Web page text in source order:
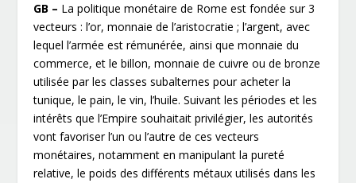
GB – La politique monétaire de Rome est fondée sur 3
vecteurs : l’or, monnaie de l’aristocratie ; l’argent, avec
lequel l’armée est rémunérée, ainsi que monnaie du
commerce, et le billon, monnaie de cuivre ou de bronze
utilisée par les classes subalternes pour acheter la
tunique, le pain, le vin, l’huile. Suivant les périodes et les
intérêts que l’Empire souhaitait privilégier, les autorités
vont favoriser l’un ou l’autre de ces vecteurs
monétaires, notamment en manipulant la pureté
relative, le poids des différents métaux utilisés dans les